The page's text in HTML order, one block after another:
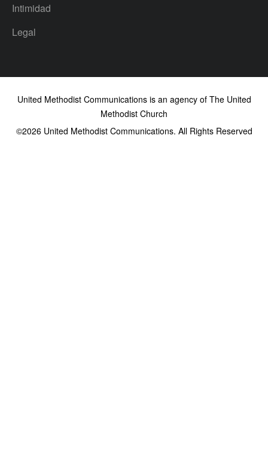
Intimidad
Legal
United Methodist Communications is an agency of The United
Methodist Church
©2026United Methodist Communications. All Rights Reserved